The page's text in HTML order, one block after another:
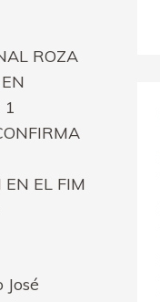
ROZA
1
EN EL FIM